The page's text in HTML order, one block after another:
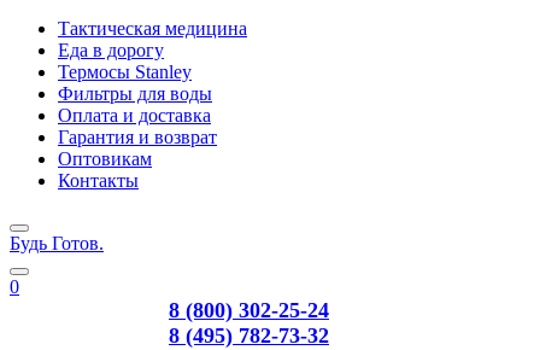
Тактическая медицина
Еда в дорогу
Термосы Stanley
Фильтры для воды
Оплата и доставка
Гарантия и возврат
Оптовикам
Контакты
Будь Готов.
0
8 (800) 302-25-24
8 (495) 782-73-32